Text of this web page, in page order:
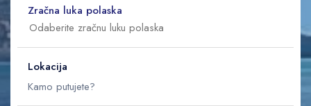
Zračna luka polaska
Lokacija